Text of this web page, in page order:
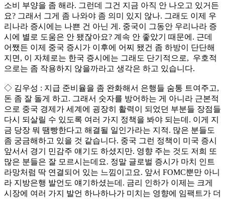
소비 부양을 좀 해라. 그런데 그건 지금 아직 안 나오고 있거든
요? 그래서 그게 좀 나와야 좀 의미 있지 않나. 그래도 이제 우
리나라 증시에는 나쁜 건 아닌 게. 중국이 그동안 우리나라 증
시에 별로 도움은 안 됐잖아요? 계속 안 좋았기 때문에. 근데
어쨌든 이제 중국 증시가 이후에 어찌 됐건 좀 하방이 단단해
지면, 이 자체로는 한국 증시에는 그래도 단기적으로, 우호적
으로는 좀 작용하지 않을까라고 생각은 하고 있습니다.
◇ 김우성 : 지급 준비율을 좀 완화해서 은행들 숨통 트여주고,
돈 좀 잘 돌게 하고. 그래서 숫자를 방어하는 게 아니라 근본적
으로 중국 경제가 세계에 굉장히 활력이 되었던 부분들 장점들
다시 되살릴 수 있도록 여러 가지 정책을 봐야 되는데. 이게 지
금 당장 뭐 땜빵한다고 해결될 일인가라는 지적. 많은 분들도
좀 궁금해하고 있을 것 같습니다. 중국 그런 정책이 미국 증시
앞서서 경기 민감주 얘기도 하셨지만. 영향 주는 것도 저희 또
많은 분들은 잘 모르시는데요. 정말 글로벌 증시가 마치 인트
라망처럼 딱 연결되어 있는 느낌이고요. 앞서 FOMC뿐만 아니
라 지방은행 발언도 얘기하셨는데. 금리 인하가 이제는 크게
시장에 여러 가지 발언 하나하나가 미치는 영향에 임팩트가 더